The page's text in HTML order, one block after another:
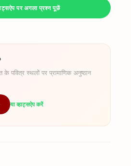
पर अगला प्रश्न पूछें
के पवित्र स्थलों पर प्रामाणिक अनुष्ठान
या व्हाट्सऐप करें